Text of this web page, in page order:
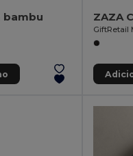
bambu ZAZA
GiftRetail